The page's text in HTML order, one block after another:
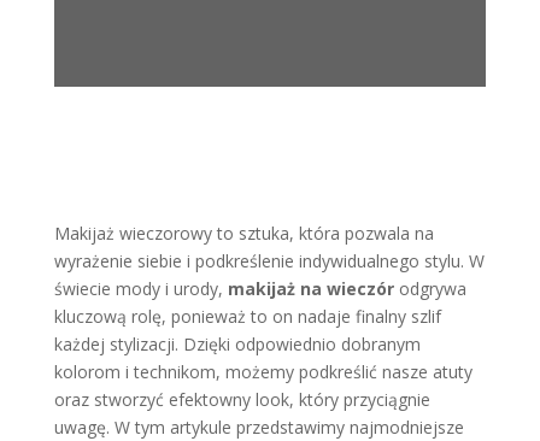
Makijaż wieczorowy to sztuka, która pozwala na
wyrażenie siebie i podkreślenie indywidualnego stylu. W
świecie mody i urody, makijaż na wieczórodgrywa
kluczową rolę, ponieważ to on nadaje finalny szlif
każdej stylizacji. Dzięki odpowiednio dobranym
kolorom i technikom, możemy podkreślić nasze atuty
oraz stworzyć efektowny look, który przyciągnie
uwagę. W tym artykule przedstawimy najmodniejsze